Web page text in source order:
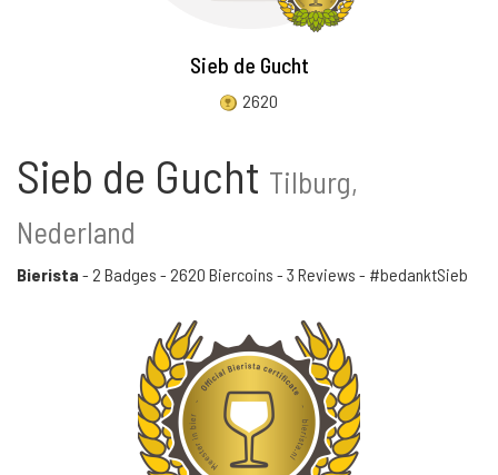
Sieb de Gucht
2620
Sieb de Gucht Tilburg,
Nederland
Bierista - 2 Badges - 2620 Biercoins - 3 Reviews - #bedanktSieb